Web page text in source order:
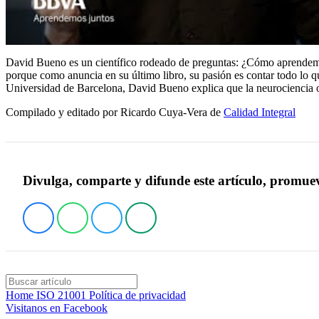
David Bueno es un científico rodeado de preguntas: ¿Cómo
porque como anuncia en su último libro, su pasión es contar todo lo
Universidad de Barcelona, David Bueno explica que la neurociencia
Compilado y editado por Ricardo Cuya-Vera de Calidad Integral
Divulga, comparte y difunde este artículo,
Home ISO 21001 Política de privacidad
Visitanos en Facebook